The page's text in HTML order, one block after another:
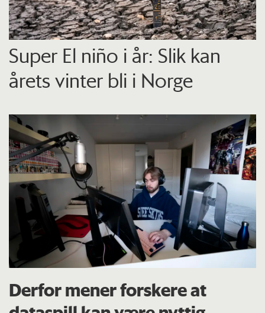
Super El niño i år: Slik kan
årets vinter bli i Norge
Derfor mener forskere at